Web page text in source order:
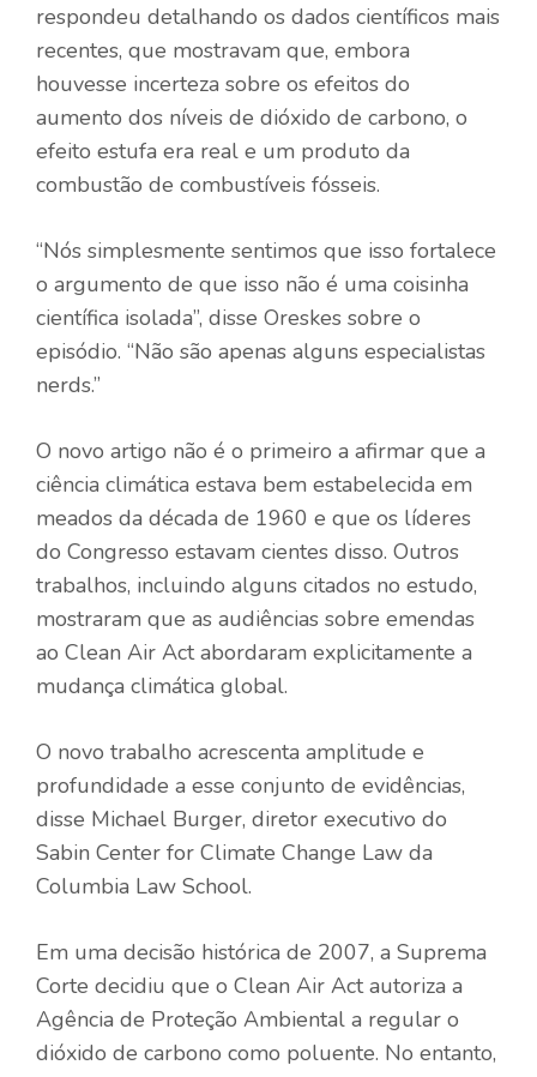
respondeu detalhando os dados científicos mais
recentes, que mostravam que, embora
houvesse incerteza sobre os efeitos do
aumento dos níveis de dióxido de carbono, o
efeito estufa era real e um produto da
combustão de combustíveis fósseis.
“Nós simplesmente sentimos que isso fortalece
o argumento de que isso não é uma coisinha
científica isolada”, disse Oreskes sobre o
episódio. “Não são apenas alguns especialistas
nerds.”
O novo artigo não é o primeiro a afirmar que a
ciência climática estava bem estabelecida em
meados da década de 1960 e que os líderes
do Congresso estavam cientes disso. Outros
trabalhos, incluindo alguns citados no estudo,
mostraram que as audiências sobre emendas
ao Clean Air Act abordaram explicitamente a
mudança climática global.
O novo trabalho acrescenta amplitude e
profundidade a esse conjunto de evidências,
disse Michael Burger, diretor executivo do
Sabin Center for Climate Change Law da
Columbia Law School.
Em uma decisão histórica de 2007, a Suprema
Corte decidiu que o Clean Air Act autoriza a
Agência de Proteção Ambiental a regular o
dióxido de carbono como poluente. No entanto,